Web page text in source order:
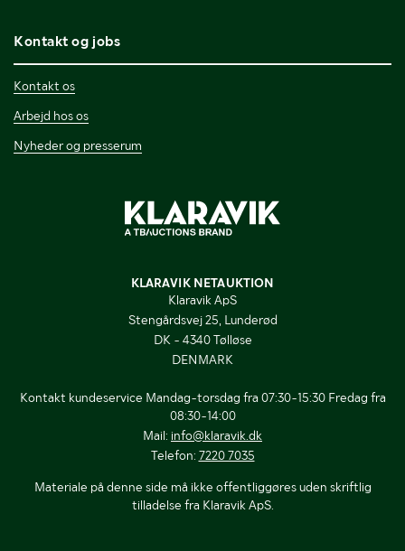
Kontakt og jobs
Kontakt os
Arbejd hos os
Nyheder og presserum
KLARAVIK NETAUKTION
Klaravik ApS
Stengårdsvej 25, Lunderød
DK - 4340 Tølløse
DENMARK
Kontakt kundeservice Mandag-torsdag fra 07:30-15:30 Fredag fra
08:30-14:00
Mail: info@klaravik.dk
Telefon: 7220 7035
Materiale på denne side må ikke offentliggøres uden skriftlig
tilladelse fra Klaravik ApS.